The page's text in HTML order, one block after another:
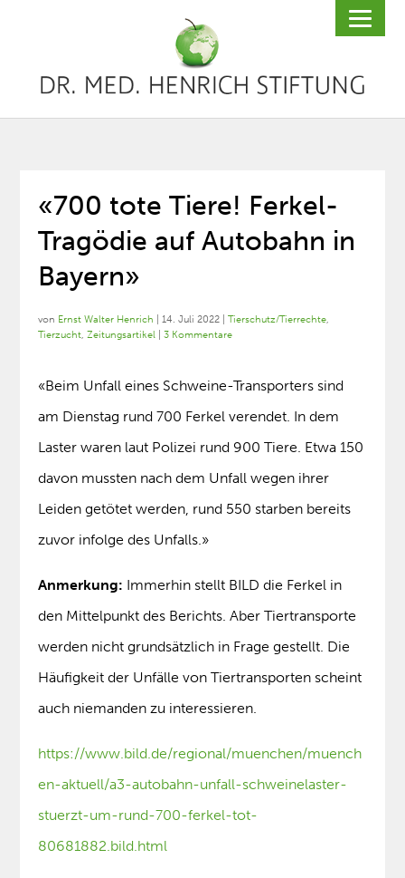
«700 tote Tiere! Ferkel-
Tragödie auf Autobahn in
Bayern»
von Ernst Walter Henrich |14. Juli 2022 |Tierschutz/Tierrechte,
Tierzucht,Zeitungsartikel |3 Kommentare
«Beim Unfall eines Schweine-Transporters sind
am Dienstag rund 700 Ferkel verendet. In dem
Laster waren laut Polizei rund 900 Tiere. Etwa 150
davon mussten nach dem Unfall wegen ihrer
Leiden getötet werden, rund 550 starben bereits
zuvor infolge des Unfalls.»
Anmerkung: Immerhin stellt BILD die Ferkel in
den Mittelpunkt des Berichts. Aber Tiertransporte
werden nicht grundsätzlich in Frage gestellt. Die
Häufigkeit der Unfälle von Tiertransporten scheint
auch niemanden zu interessieren.
https://www.bild.de/regional/muenchen/muench
en-aktuell/a3-autobahn-unfall-schweinelaster-
stuerzt-um-rund-700-ferkel-tot-
80681882.bild.html